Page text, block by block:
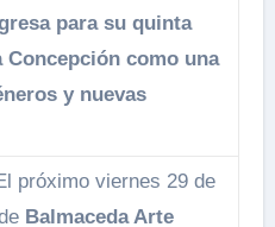
para su quinta
como una
y nuevas
próximo viernes 29 de
Balmaceda Arte